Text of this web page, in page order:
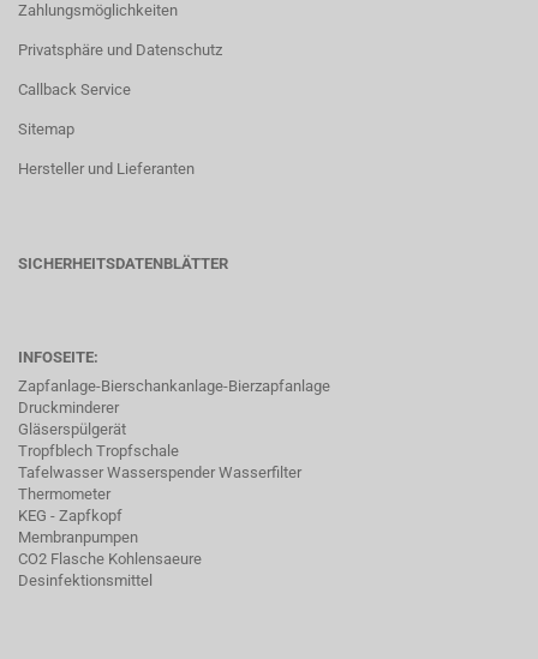
Zahlungsmöglichkeiten
Privatsphäre und Datenschutz
Callback Service
Sitemap
Hersteller und Lieferanten
SICHERHEITSDATENBLÄTTER
INFOSEITE:
Zapfanlage-Bierschankanlage-Bierzapfanlage
Druckminderer
Gläserspülgerät
Tropfblech Tropfschale
Tafelwasser Wasserspender Wasserfilter
Thermometer
KEG - Zapfkopf
Membranpumpen
CO2 Flasche Kohlensaeure
Desinfektionsmittel